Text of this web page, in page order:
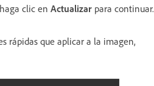
clic en Actualizar para continuar.
rápidas que aplicar a la imagen,